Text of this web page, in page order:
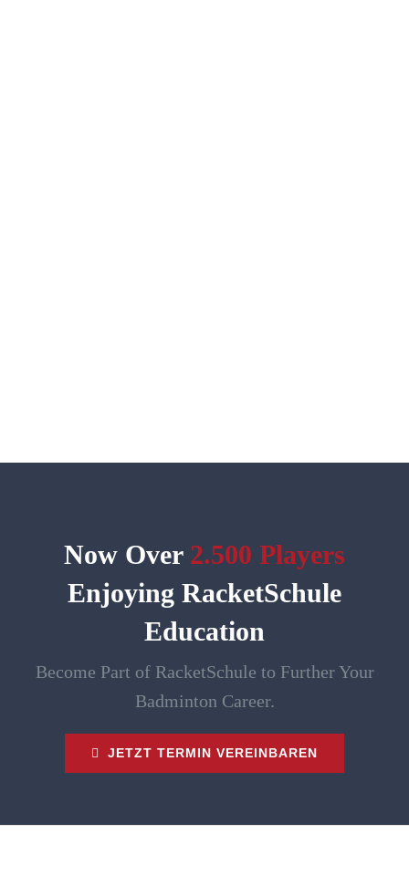
Now Over 2.500 Players
Enjoying RacketSchule
Education
Become Part of RacketSchule to Further Your
Badminton Career.
JETZT TERMIN VEREINBAREN